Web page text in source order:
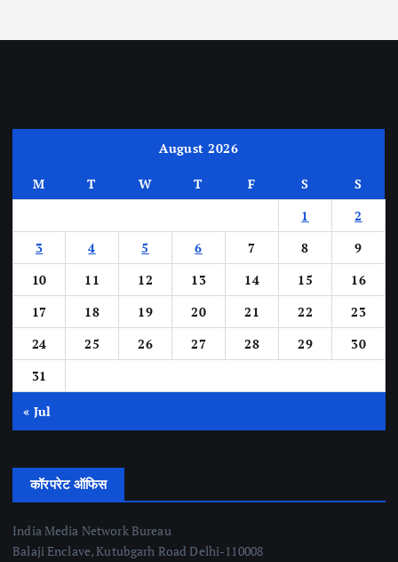
August 2026
M T W T F S
S
1
2
3
4 5 6 7 8
9
10
11 12 13 14 15
16
17
18 19 20 21 22
23
24
25 26 27 28 29
30
31
« Jul
कॉरपरेट ऑफिस
India Media Network Bureau
Balaji Enclave, Kutubgarh Road Delhi-110008